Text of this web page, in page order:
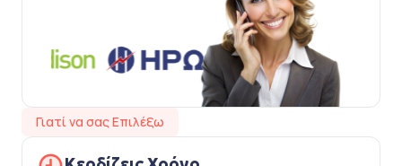
Γιατί να σας Επιλέξω